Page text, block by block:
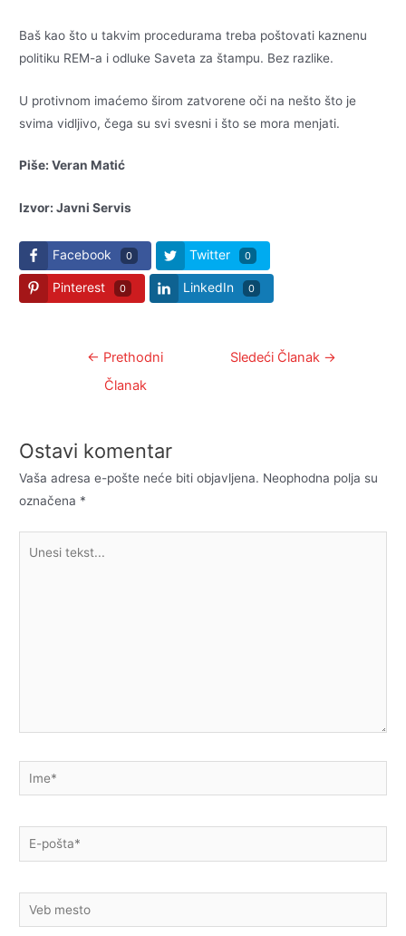
Baš kao što u takvim procedurama treba poštovati kaznenu
politiku REM-a i odluke Saveta za štampu. Bez razlike.
U protivnom imaćemo širom zatvorene oči na nešto što je
svima vidljivo, čega su svi svesni i što se mora menjati.
Piše: Veran Matić
Izvor: Javni Servis
Facebook 0 Twitter 0
Pinterest 0 LinkedIn 0
Kretanje← Prethodni
Članak
Sledeći Članak →
Ostavi komentar
Vaša adresa e-pošte neće biti objavljena. Neophodna polja su
označena *
Ime*
E-
pošta*
Veb
mesto